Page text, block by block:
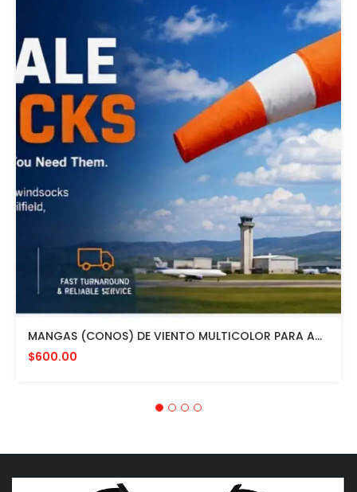
MANGAS (CONOS) DE VIENTO MULTICOLOR PARA AVIACION CON HERRAJE DE MONTAJE A POSTE FAA L807. MADE IN USA. 24" DIAMETRO
$600.00